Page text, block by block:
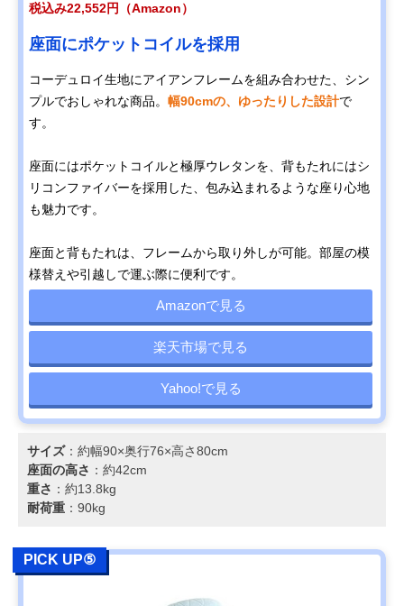
税込み22,552円（Amazon）
座面にポケットコイルを採用
コーデュロイ生地にアイアンフレームを組み合わせた、シン
プルでおしゃれな商品。 幅90cmの、ゆったりした設計で
す。
座面にはポケットコイルと極厚ウレタンを、背もたれにはシ
リコンファイバーを採用した、包み込まれるような座り心地
も魅力です。
座面と背もたれは、フレームから取り外しが可能。部屋の模
様替えや引越しで運ぶ際に便利です。
Amazonで見る
楽天市場で見る
Yahoo!で見る
サイズ：約幅90×奥行76×高さ80cm
座面の高さ ：約42cm
重さ ：約13.8kg
耐荷重 ：90kg
PICK UP⑤